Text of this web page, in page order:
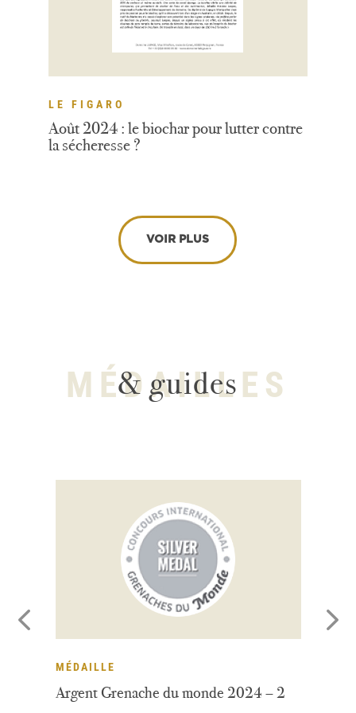
Août 2024 : le biochar pour lutter contre
la sécheresse ?
LE FIGARO
VOIR PLUS
MÉDAILLES
& guides
Argent Grenache du monde 2024 – 2
MÉDAILLE